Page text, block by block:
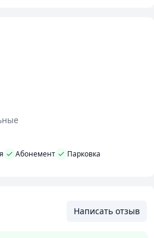
и отдыха.
Вы можете посещать
тренировок по
фитнес-клуба
зоны и удобной
Абонемент Парковка
Написать отзыв